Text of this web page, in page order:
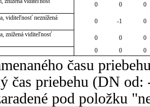
0 0
0
viditeľnosť neznížená
0 -1
0
znížená viditeľnosť
0 0
0
0 0 0
času
čas priebehu (DN
pod položku